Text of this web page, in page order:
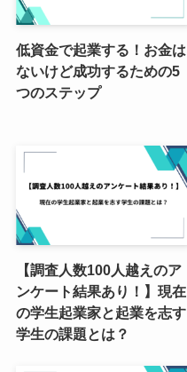
低資金で起業する！お金は
ないけど成功するための5
つのステップ
【調査人数100人越えのア
ンケート結果あり！】現在
の学生起業家と起業を志す
学生の課題とは？